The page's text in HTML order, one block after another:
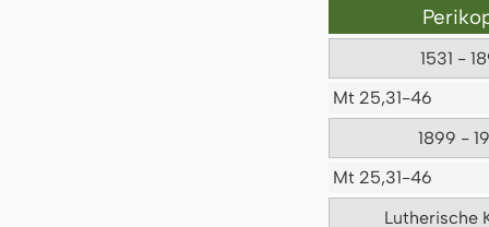
1531 -
Mt 25,31-46
1899 -
Mt 25,31-46
Lutherische